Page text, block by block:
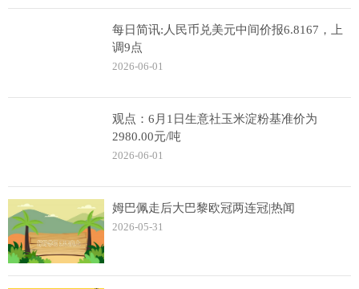
每日简讯:人民币兑美元中间价报6.8167，上
调9点
2026-06-01
观点：6月1日生意社玉米淀粉基准价为
2980.00元/吨
2026-06-01
姆巴佩走后大巴黎欧冠两连冠|热闻
2026-05-31